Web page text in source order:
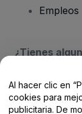
Empleos
¿Tienes
Centro
Al hacer clic en
cookies para
publicitaria. De